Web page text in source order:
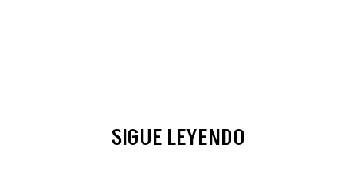
SIGUE LEYENDO